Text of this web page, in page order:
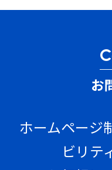
お
ホームページ
ビリテ